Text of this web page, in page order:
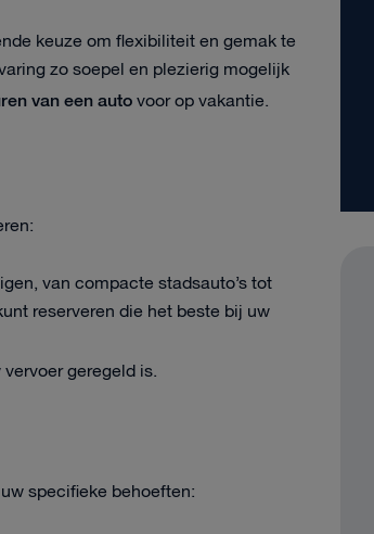
keuze om flexibiliteit en gemak te
zo soepel en plezierig mogelijk
van een autovoor op vakantie.
van compacte stadsauto’s tot
reserveren die het beste bij uw
geregeld is.
specifieke behoeften: